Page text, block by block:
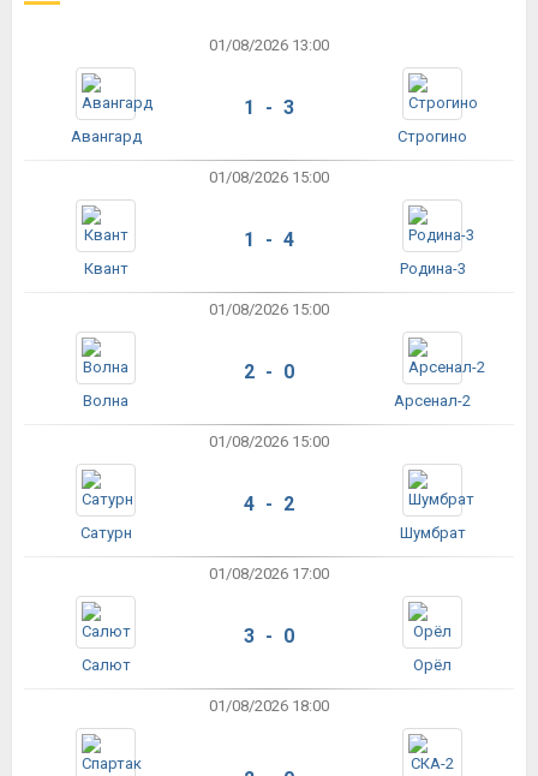
01/08/2026 13:00
Авангард
1 - 3
Строгино
01/08/2026 15:00
Квант
1 - 4
Родина-3
01/08/2026 15:00
Волна
2 - 0
Арсенал-2
01/08/2026 15:00
Сатурн
4 - 2
Шумбрат
01/08/2026 17:00
Салют
3 - 0
Орёл
01/08/2026 18:00